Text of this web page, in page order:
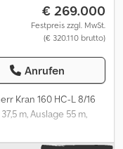
€ 269.000
Festpreis zzgl. MwSt.
(€ 320.110 brutto)
Anrufen
Kran 160 HC-L 8/16
m, Auslage 55 m,
Kranteile: 1
Grundballast B 4,8 to 1